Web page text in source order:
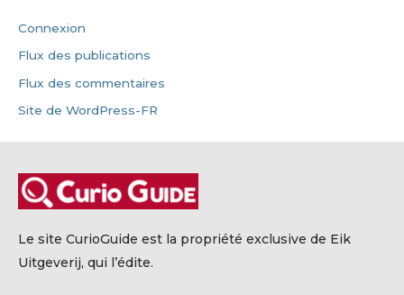
Connexion
Flux des publications
Flux des commentaires
Site de WordPress-FR
Le site CurioGuide est la propriété exclusive de Eik
Uitgeverij, qui l’édite.